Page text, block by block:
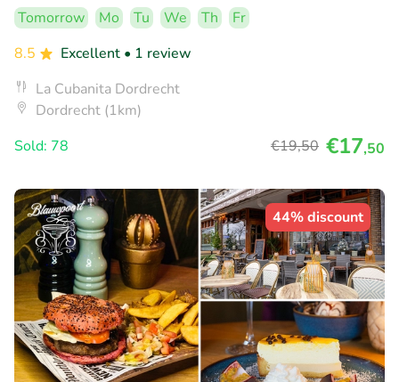
Tomorrow Mo Tu We Th
Fr
8.5
Excellent • 1 review
La Cubanita Dordrecht
Dordrecht (1km)
Sold: 78
€19,50 €17,50
44% discount